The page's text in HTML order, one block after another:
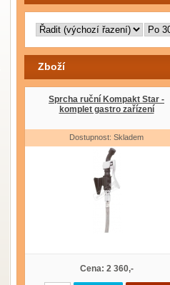
Zboží
Sprcha ruční Kompakt Star -
komplet gastro zařízení
Dostupnost: Skladem
Cena: 2 360,-